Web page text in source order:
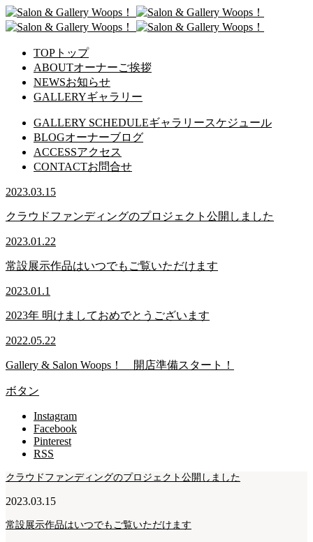
TOP トップ
ABOUTオーナーご挨拶
NEWSお知らせ
GALLERYギャラリー
GALLERY SCHEDULEギャラリースケジュール
BLOGオーナーブログ
ACCESSアクセス
CONTACTお問合せ
2023.03.15
クラウドファンディングのプロジェクト公開しました
2023.01.22
常設展示作品はいつでもご覧いただけます
2023.01.1
2023年 明けましておめでとうございます
2022.05.22
Gallery & Salon Woops！ 開店準備スタート！
ボタン
Instagram
Facebook
Pinterest
RSS
クラウドファンディングのプロジェクト公開しました
2023.03.15
常設展示作品はいつでもご覧いただけます